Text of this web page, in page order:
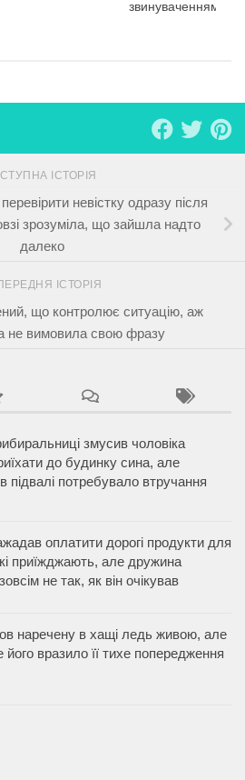
звинуваченням
ІСТОРІЯ
невістку одразу після
зрозуміла, що зайшла надто
далеко
ІСТОРІЯ
що контролює ситуацію, аж
не вимовила свою фразу
змусив чоловіка
до будинку сина, але
підвалі потребувало втручання
оплатити дорогі продукти для
приїжджають, але дружина
не так, як він очікував
наречену в хащі ледь живою, але
його вразило її тихе попередження